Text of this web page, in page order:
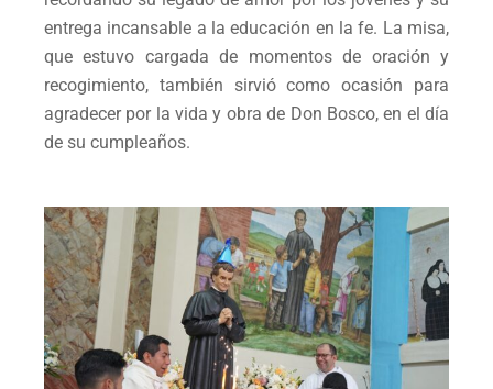
entrega incansable a la educación en la fe. La misa,
que estuvo cargada de momentos de oración y
recogimiento, también sirvió como ocasión para
agradecer por la vida y obra de Don Bosco, en el día
de su cumpleaños.